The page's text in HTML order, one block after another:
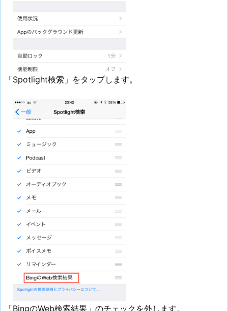
「Spotlight検索」をタップします。
「BingのWeb検索結果」のチェックを外します。